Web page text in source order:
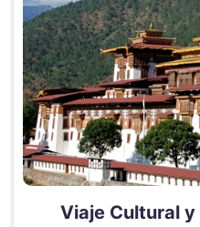
Viaje Cultural